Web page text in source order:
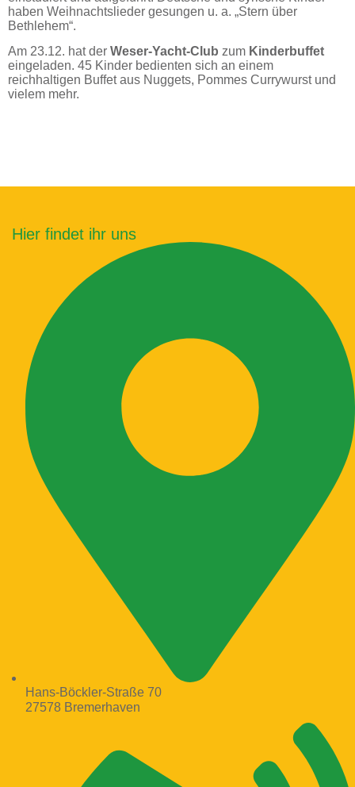
haben Weihnachtslieder gesungen u. a. „Stern über
Bethlehem“.
Am 23.12. hat der Weser-Yacht-Club zum Kinderbuffet
eingeladen. 45 Kinder bedienten sich an einem
reichhaltigen Buffet aus Nuggets, Pommes Currywurst und
vielem mehr.
Hier findet ihr uns
Hans-Böckler-Straße 70
27578 Bremerhaven